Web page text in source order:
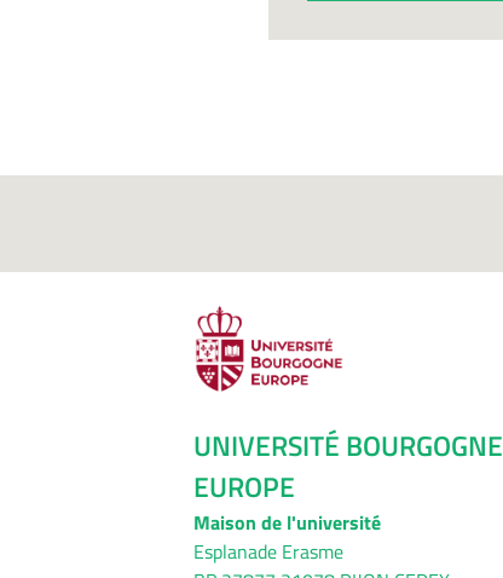
UNIVERSITÉ BOURGOGNE
EUROPE
Maison de l'université
Esplanade Erasme